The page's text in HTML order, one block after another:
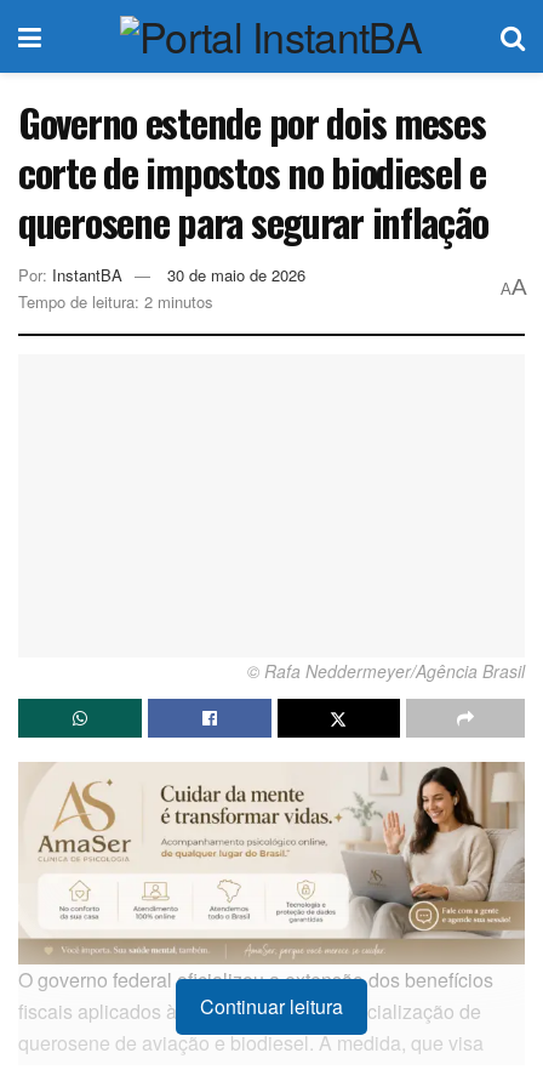
Governo estende por dois meses
corte de impostos no biodiesel e
querosene para segurar inflação
Por: InstantBA
30 de maio de 2026
Tempo de leitura: 2 minutos
AA
© Rafa Neddermeyer/Agência Brasil
O governo federal oficializou a extensão dos benefícios
fiscais aplicados à importação e à comercialização de
querosene de aviação e biodiesel. A medida, que visa
Continuar leitura